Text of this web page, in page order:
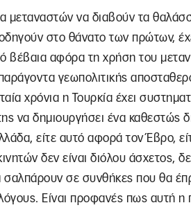
μεταναστών να διαβούν τα
στο θάνατο των πρώτων,
βέβαια αφόρα τη χρήση του
γεωπολιτικής
χρόνια η Τουρκία έχει
να δημιουργήσει ένα καθεστώς
είτε αυτό αφορά τον Έβρο,
δεν είναι διόλου άσχετος,
σαλπάρουν σε συνθήκες που θα
Είναι προφανές πως αυτή η